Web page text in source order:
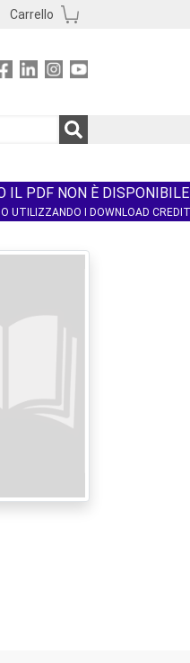
Carrello
IL PDF NON È DISPONIBILE
UTILIZZANDO I DOWNLOAD CREDIT